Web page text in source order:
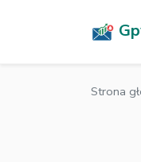
Strona